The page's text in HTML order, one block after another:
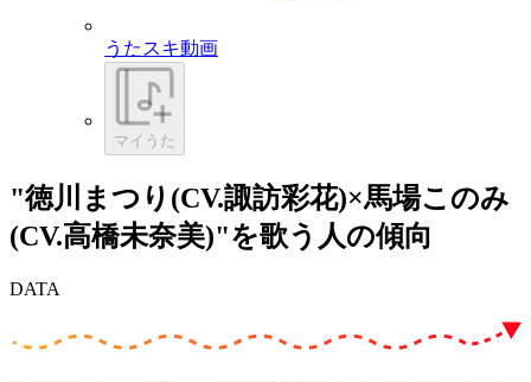
うたスキ動画
マイうた
"徳川まつり(CV.諏訪彩花)×馬場このみ
(CV.高橋未奈美)"を歌う人の傾向
DATA